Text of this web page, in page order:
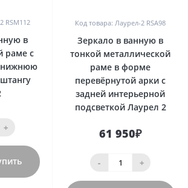
RSM112
в
раме с
нижнюю
+
Код товара: Лаурел-2 RSA98
Зеркало в ванную в
тонкой металлической
раме в форме
перевёрнутой арки с
задней интерьерной
подсветкой Лаурел 2
61 950₽
- +